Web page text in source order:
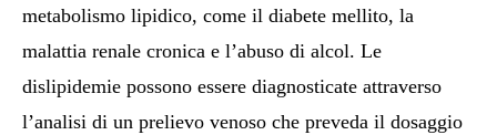
metabolismo lipidico, come il diabete mellito, la
malattia renale cronica e l’abuso di alcol. Le
dislipidemie possono essere diagnosticate attraverso
l’analisi di un prelievo venoso che preveda il dosaggio